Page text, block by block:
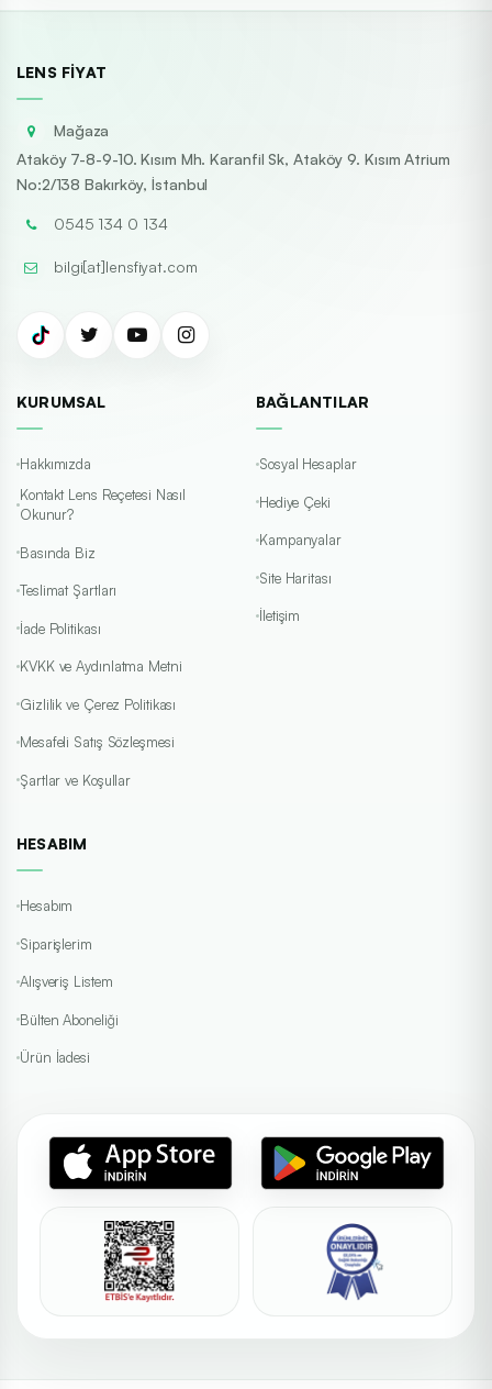
LENS FIYAT
Mağaza
Ataköy 7-8-9-10. Kısım Mh. Karanfil Sk, Ataköy 9. Kısım Atrium
No:2/138 Bakırköy, İstanbul
0545 134 0 134
bilgi[at]lensfiyat.com
KURUMSAL
Hakkımızda
Kontakt Lens Reçetesi Nasıl
Okunur?
Basında Biz
Teslimat Şartları
İade Politikası
KVKK ve Aydınlatma Metni
Gizlilik ve Çerez Politikası
Mesafeli Satış Sözleşmesi
Şartlar ve Koşullar
BAĞLANTILAR
Sosyal Hesaplar
Hediye Çeki
Kampanyalar
Site Haritası
İletişim
HESABIM
Hesabım
Siparişlerim
Alışveriş Listem
Bülten Aboneliği
Ürün İadesi